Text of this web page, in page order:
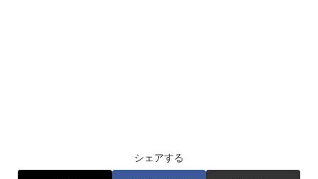
シェアする